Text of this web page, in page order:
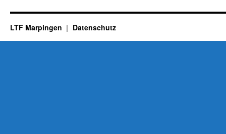
LTF Marpingen Datenschutz